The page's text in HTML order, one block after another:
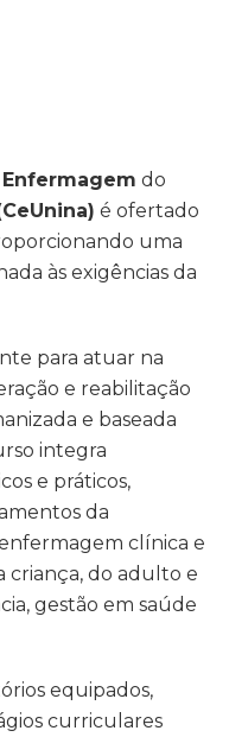
do
é ofertado
uma
às exigências da
para atuar na
e reabilitação
e baseada
integra
e práticos,
da
clínica e
criança, do adulto e
gestão em saúde
equipados,
curriculares